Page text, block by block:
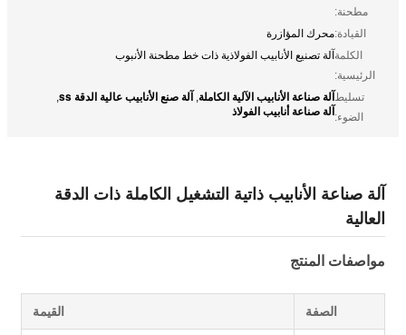
مطحنة:
القيادة:محرك المؤازرة
الكلمة
الرئيسية:
آلة تصنيع الأنابيب الفولاذية ذات خط مطحنة الأنبوب
تسليط
الضوء:
آلة صناعة الأنابيب الآلية الكاملة, آلة صنع الأنابيب عالية الدقة ss ,
آلة صناعة أنابيب الفولاذ
آلة صناعة الأنابيب ذاتية التشغيل الكاملة ذات الدقة
العالية
مواصفات المنتج
الصفة القيمة